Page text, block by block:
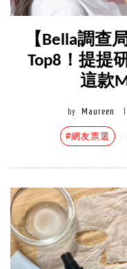
【Bella調查
Top8！提提
這款
by Maureen
#網友票選